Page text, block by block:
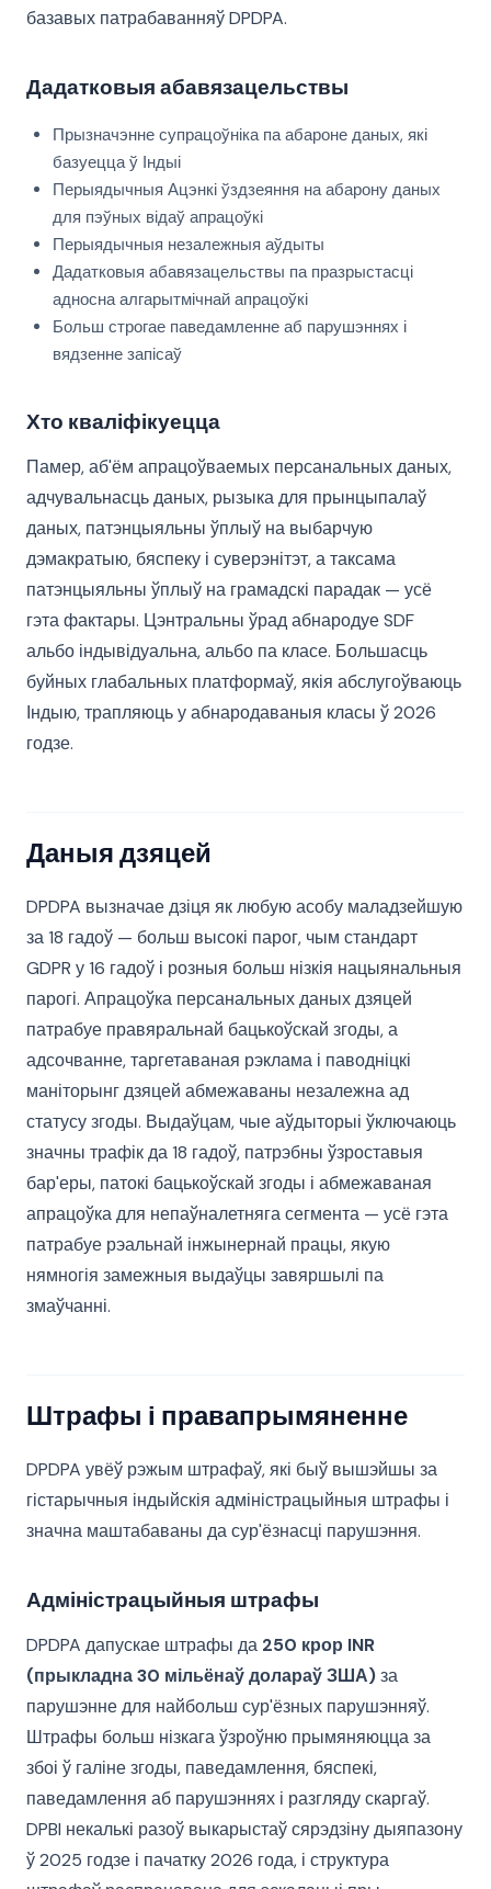
базавых патрабаванняў DPDPA.
Дадатковыя абавязацельствы
Прызначэнне супрацоўніка па абароне даных, які
базуецца ў Індыі
Перыядычныя Ацэнкі ўздзеяння на абарону даных
для пэўных відаў апрацоўкі
Перыядычныя незалежныя аўдыты
Дадатковыя абавязацельствы па празрыстасці
адносна алгарытмічнай апрацоўкі
Больш строгае паведамленне аб парушэннях і
вядзенне запісаў
Хто кваліфікуецца
Памер, аб'ём апрацоўваемых персанальных даных,
адчувальнасць даных, рызыка для прынцыпалаў
даных, патэнцыяльны ўплыў на выбарчую
дэмакратыю, бяспеку і суверэнітэт, а таксама
патэнцыяльны ўплыў на грамадскі парадак — усё
гэта фактары. Цэнтральны ўрад абнародуе SDF
альбо індывідуальна, альбо па класе. Большасць
буйных глабальных платформаў, якія абслугоўваюць
Індыю, трапляюць у абнародаваныя класы ў 2026
годзе.
Даныя дзяцей
DPDPA вызначае дзіця як любую асобу маладзейшую
за 18 гадоў — больш высокі парог, чым стандарт
GDPR у 16 гадоў і розныя больш нізкія нацыянальныя
парогі. Апрацоўка персанальных даных дзяцей
патрабуе правяральнай бацькоўскай згоды, а
адсочванне, таргетаваная рэклама і паводніцкі
маніторынг дзяцей абмежаваны незалежна ад
статусу згоды. Выдаўцам, чые аўдыторыі ўключаюць
значны трафік да 18 гадоў, патрэбны ўзроставыя
бар'еры, патокі бацькоўскай згоды і абмежаваная
апрацоўка для непаўналетняга сегмента — усё гэта
патрабуе рэальнай інжынернай працы, якую
нямногія замежныя выдаўцы завяршылі па
змаўчанні.
Штрафы і правапрымяненне
DPDPA увёў рэжым штрафаў, які быў вышэйшы за
гістарычныя індыйскія адміністрацыйныя штрафы і
значна маштабаваны да сур'ёзнасці парушэння.
Адміністрацыйныя штрафы
DPDPA дапускае штрафы да 250 крор INR
(прыкладна 30 мільёнаў долараў ЗША)за
парушэнне для найбольш сур'ёзных парушэнняў.
Штрафы больш нізкага ўзроўню прымяняюцца за
збоі ў галіне згоды, паведамлення, бяспекі,
паведамлення аб парушэннях і разгляду скаргаў.
DPBI некалькі разоў выкарыстаў сярэдзіну дыяпазону
ў 2025 годзе і пачатку 2026 года, і структура